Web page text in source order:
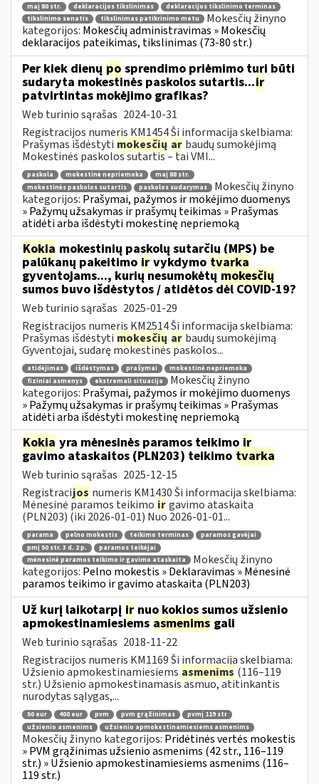
maį 80 str.
deklaracijos tikslinimas
deklaracijos tikslinimo terminas
tikslinimo senatis
tikslinimas patikrinimo metu
Mokesčių žinyno
kategorijos: Mokesčių administravimas » Mokesčių
deklaracijos pateikimas, tikslinimas (73-80 str.)
Per kiek dienų po sprendimo priėmimo turi būti
sudaryta mokestinės paskolos sutartis...ir
patvirtintas mokėjimo grafikas?
Web turinio sąrašas 2024-10-31
Registracijos numeris KM1454 Ši informacija skelbiama:
Prašymas išdėstyti mokesčių ar baudų sumokėjimą
Mokestinės paskolos sutartis – tai VMI...
paskola mokestinė nepriemoka
maį 88 str.
mokestinės paskolos sutartis
paskolos sudarymas
Mokesčių žinyno
kategorijos: Prašymai, pažymos ir mokėjimo duomenys
» Pažymų užsakymas ir prašymų teikimas » Prašymas
atidėti arba išdėstyti mokestinę nepriemoką
Kokia mokestinių paskolų sutarčių (MPS) be
palūkanų pakeitimo ir vykdymo tvarka
gyventojams..., kurių nesumokėtųmokesčių
sumos buvo išdėstytos / atidėtos dėl COVID-19?
Web turinio sąrašas 2025-01-29
Registracijos numeris KM2514 Ši informacija skelbiama:
Prašymas išdėstyti mokesčių ar baudų sumokėjimą
Gyventojai, sudarę mokestinės paskolos...
atidėjimas išdėstymas prašymai
mokestinė nepriemoka
fiziniai asmenys
ekstremali situacija
Mokesčių žinyno
kategorijos: Prašymai, pažymos ir mokėjimo duomenys
» Pažymų užsakymas ir prašymų teikimas » Prašymas
atidėti arba išdėstyti mokestinę nepriemoką
Kokia yra mėnesinės paramos teikimo ir
gavimo ataskaitos (PLN203) teikimo tvarka
Web turinio sąrašas 2025-12-15
Registracijos numeris KM1430 Ši informacija skelbiama:
Mėnesinė paramos teikimo irgavimo ataskaita
(PLN203) (iki 2026-01-01) Nuo 2026-01-01...
parama pelno mokestis teikimo terminas
paramos gavėjai
pmį 50 str. 3 d. 2 p.
paramos teikėjai
mėnesinė paramos teikimo ir gavimo ataskaita
Mokesčių žinyno
kategorijos: Pelno mokestis » Deklaravimas » Mėnesinė
paramos teikimo ir gavimo ataskaita (PLN203)
Už kurį laikotarpį ir nuo kokios sumos užsienio
apmokestinamiesiems asmenims gali
Web turinio sąrašas 2018-11-22
Registracijos numeris KM1169 Ši informacija skelbiama:
Užsienio apmokestinamiesiems asmenims (116–119
str.) Užsienio apmokestinamasis asmuo, atitinkantis
nurodytas sąlygas,...
50 eur 400 eur pvm pvm grąžinimas
pvmį 119 str
užsienio asmenims
užsienio apmokestinamiesiems asmenims
Mokesčių žinyno kategorijos: Pridėtinės vertės mokestis
» PVM grąžinimas užsienio asmenims (42 str., 116–119
str.) » Užsienio apmokestinamiesiems asmenims (116–
119 str.)